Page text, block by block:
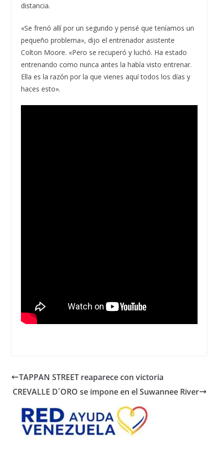
distancia.
«Se frenó allí por un segundo y pensé que teníamos un
pequeño problema», dijo el entrenador asistente
Colton Moore. «Pero se recuperó y luchó. Ha estado
entrenando como nunca antes la había visto entrenar.
Ella es la razón por la que vienes aquí todos los días y
haces esto».
TAPPAN STREET reaparece con victoria
CREVALLE D´ORO se impone en el Suwannee River